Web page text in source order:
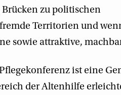
zu politischen
Territorien und
sowie attraktive,
ist eine
der Altenhilfe